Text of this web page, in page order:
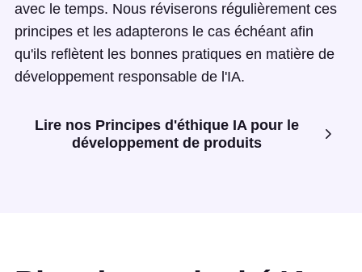
avec le temps. Nous réviserons régulièrement ces
principes et les adapterons le cas échéant afin
qu'ils reflètent les bonnes pratiques en matière de
développement responsable de l'IA.
Lire nos Principes d'éthique IA pour le
développement de produits